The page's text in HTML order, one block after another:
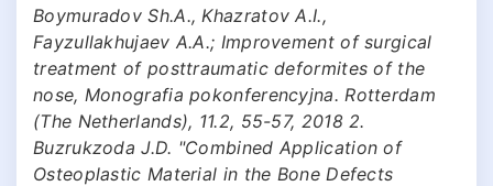
Boymuradov Sh.A., Khazratov A.I.,
Fayzullakhujaev A.A.; Improvement of surgical
treatment of posttraumatic deformites of the
nose, Monografia pokonferencyjna. Rotterdam
(The Netherlands), 11.2, 55-57, 2018 2.
Buzrukzoda J.D. "Combined Application of
Osteoplastic Material in the Bone Defects